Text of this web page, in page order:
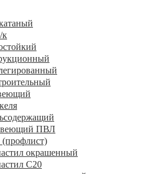
к
ПВЛ
окрашенный
С20